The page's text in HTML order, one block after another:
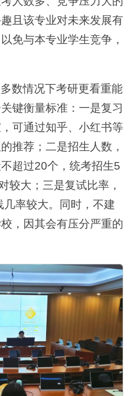
且该专业对未来发展有
免与本专业学生竞争，
数情况下考研更看重能
键衡量标准：一是复习
可通过知乎、小红书等
推荐；二是招生人数，
超过20个，统考招生5
较大；三是复试比率，
率较大。同时，不建
，因其会有压分严重的